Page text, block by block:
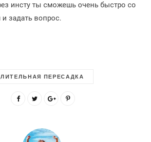
инсту ты сможешь очень быстро со
задать вопрос.
ПЕРЕСАДКА